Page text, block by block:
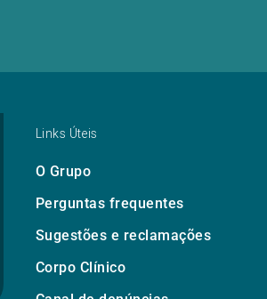
Links Úteis
O Grupo
Perguntas frequentes
Sugestões e reclamações
Corpo Clínico